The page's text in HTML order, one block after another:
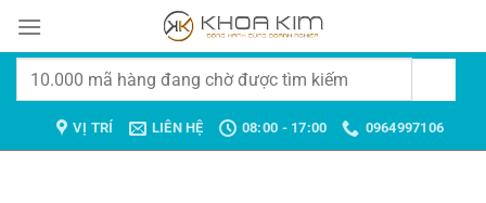
đến
Tìm
VỊ TRÍ LIÊN HỆ 08:00 - 17:00 0964997106